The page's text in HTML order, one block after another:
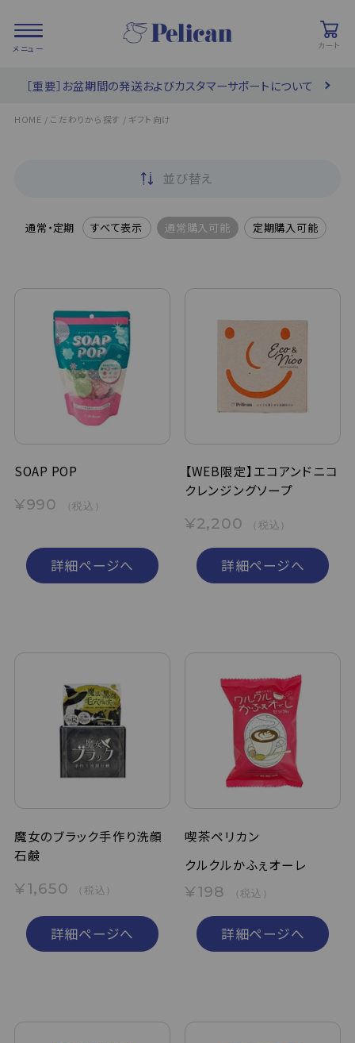
カート
PRODUCTS/ 商品を探す
COLLECTIONS/ ブランド一覧
定期購入
ペリカン石鹸について
よくあるご質問
NEWS一覧
利用規約
［重要］お盆期間の発送およびカスタマーサポートについて
HOME / こだわりから探す / ギフト向け
並び替え
通常・定期 すべて表示 通常購入可能 定期購入可能
SOAP POP
¥990 （税込）
詳細ページへ
【WEB限定】エコアンドニコ
クレンジングソープ
¥2,200 （税込）
詳細ページへ
魔女のブラック手作り洗顔
石鹸
¥1,650 （税込）
詳細ページへ
喫茶ペリカン
クルクルかふぇオーレ
¥198 （税込）
詳細ページへ